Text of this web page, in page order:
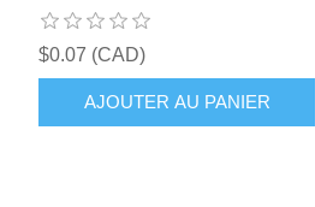
$0.07 (CAD)
AJOUTER AU PANIER